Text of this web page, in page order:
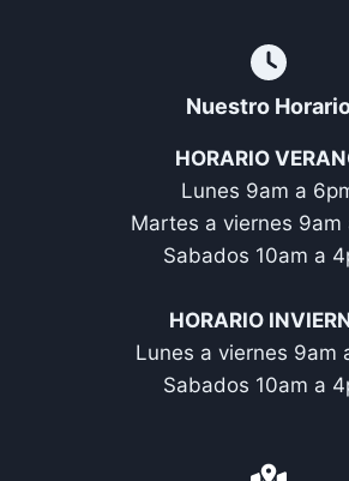
Nuestro
HORARIO
Lunes 9am a
Martes a viernes 9am
Sabados 10am a
HORARIO
Lunes a viernes 9am
Sabados 10am a